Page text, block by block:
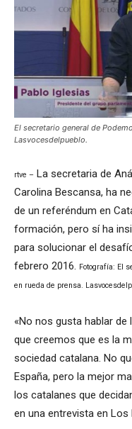
El secretario general de
Lasvocesdelpueblo.
rtve – La secretaria de
Carolina Bescansa, ha
de un referéndum en
formación, pero sí ha
para solucionar el
febrero 2016. Fotografía: El
en rueda de prensa.
«No nos gusta hablar
que creemos que es la
sociedad catalana. No
España, pero la mejor
los catalanes que
en una entrevista en Los